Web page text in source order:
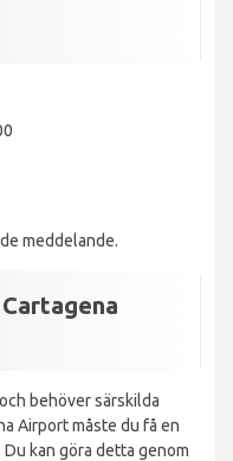
meddelande.
behöver särskilda
Airport måste du få en
kan göra detta genom